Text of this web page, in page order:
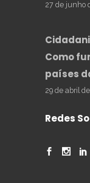
27 de junho
Como
países
29 de abril
Redes